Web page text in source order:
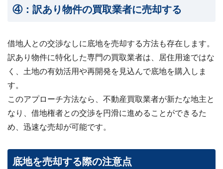
④：訳あり物件の買取業者に売却する
借地人との交渉なしに底地を売却する方法も存在します。
訳あり物件に特化した専門の買取業者は、居住用途ではな
く、土地の有効活用や再開発を見込んで底地を購入しま
す。
このアプローチ方法なら、不動産買取業者が新たな地主と
なり、借地権者との交渉を円滑に進めることができるた
め、迅速な売却が可能です。
底地を売却する際の注意点